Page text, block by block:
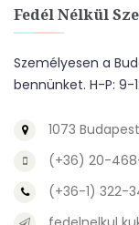
Fedél Nélkül
Személyesen a
bennünket. H-P: 9-
1073
(+36) 20-
(+36-1) 322-